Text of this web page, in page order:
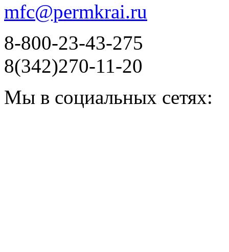
mfc@permkrai.ru
8-800-23-43-275
8(342)270-11-20
Мы в социальных сетях: